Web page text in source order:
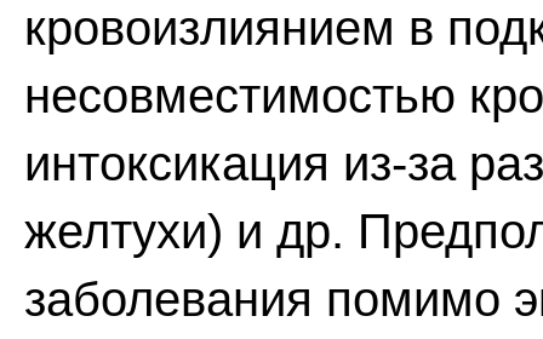
кровоизлиянием в
несовместимостью
интоксикация из-за
желтухи) и др.
заболевания помимо